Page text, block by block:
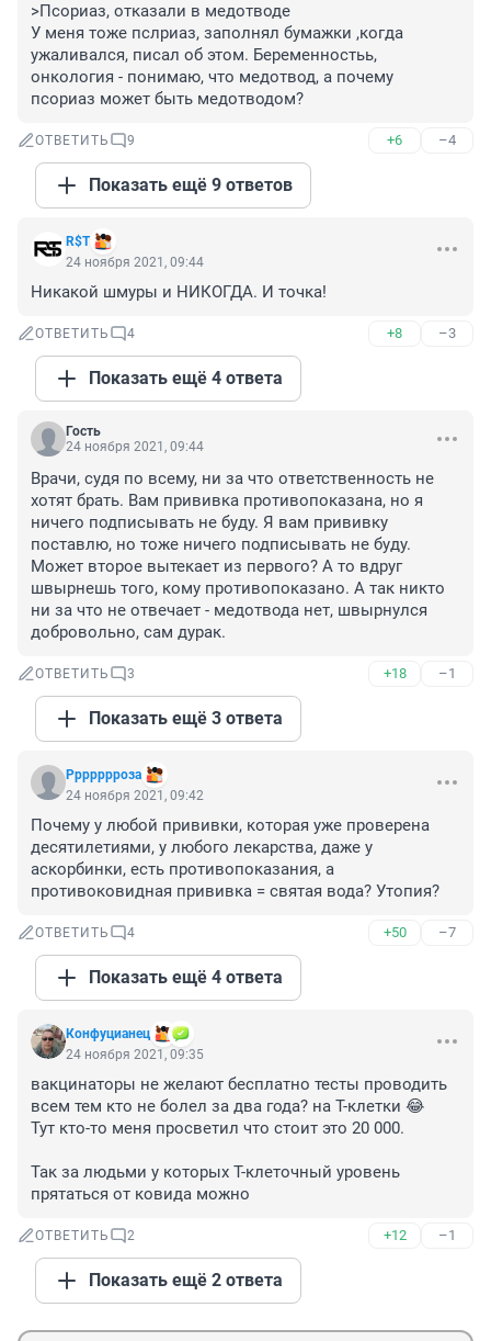
>Псориаз, отказали в медотводе
У меня тоже пслриаз, заполнял бумажки ,когда
ужаливался, писал об этом. Беременностьь,
онкология - понимаю, что медотвод, а почему
псориаз может быть медотводом?
ОТВЕТИТЬ 9 +6 –4
Показать ещё 9 ответов
R$Т
24 ноября 2021, 09:44
Никакой шмуры и НИКОГДА. И точка!
ОТВЕТИТЬ 4 +8 –3
Показать ещё 4 ответа
Гость
24 ноября 2021, 09:44
Врачи, судя по всему, ни за что ответственность не
хотят брать. Вам прививка противопоказана, но я
ничего подписывать не буду. Я вам прививку
поставлю, но тоже ничего подписывать не буду.
Может второе вытекает из первого? А то вдруг
швырнешь того, кому противопоказано. А так никто
ни за что не отвечает - медотвода нет, швырнулся
добровольно, сам дурак.
ОТВЕТИТЬ 3 +18 –1
Показать ещё 3 ответа
Ррррррроза
24 ноября 2021, 09:42
Почему у любой прививки, которая уже проверена
десятилетиями, у любого лекарства, даже у
аскорбинки, есть противопоказания, а
противоковидная прививка = святая вода? Утопия?
ОТВЕТИТЬ 4 +50 –7
Показать ещё 4 ответа
Конфуцианец
24 ноября 2021, 09:35
вакцинаторы не желают бесплатно тесты проводить
всем тем кто не болел за два года? на Т-клетки 😂
Тут кто-то меня просветил что стоит это 20 000.
Так за людьми у которых Т-клеточный уровень
прятаться от ковида можно
ОТВЕТИТЬ 2 +12 –1
Показать ещё 2 ответа